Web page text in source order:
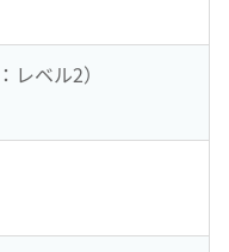
ベル2）